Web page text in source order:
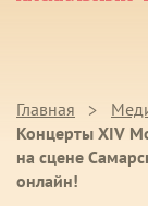
Главная
Концерты XIV
на сцене
онлайн!